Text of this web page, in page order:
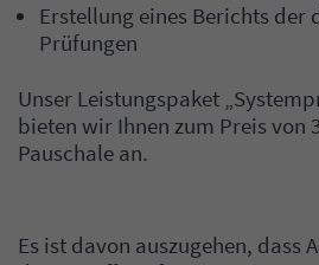
Erstellung eines Berichts der
Prüfungen
Unser Leistungspaket
bieten wir Ihnen zum Preis von
Pauschale an.
Es ist davon auszugehen, dass